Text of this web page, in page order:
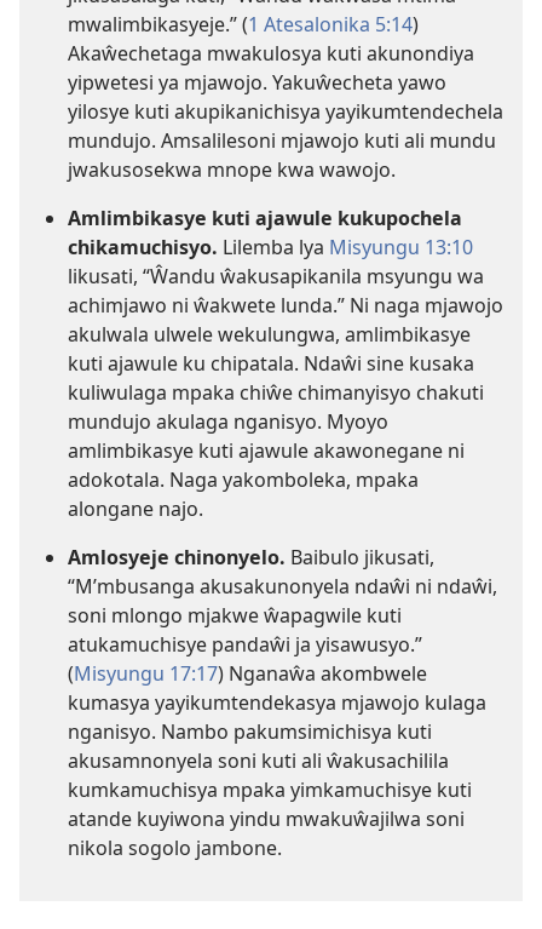
mwalimbikasyeje.” (1 Atesalonika 5:14)
Akaŵechetaga mwakulosya kuti akunondiya
yipwetesi ya mjawojo. Yakuŵecheta yawo
yilosye kuti akupikanichisya yayikumtendechela
mundujo. Amsalilesoni mjawojo kuti ali mundu
jwakusosekwa mnope kwa wawojo.
Amlimbikasye kuti ajawule kukupochela
chikamuchisyo. Lilemba lya Misyungu 13:10
likusati, “Ŵandu ŵakusapikanila msyungu wa
achimjawo ni ŵakwete lunda.” Ni naga mjawojo
akulwala ulwele wekulungwa, amlimbikasye
kuti ajawule ku chipatala. Ndaŵi sine kusaka
kuliwulaga mpaka chiŵe chimanyisyo chakuti
mundujo akulaga nganisyo. Myoyo
amlimbikasye kuti ajawule akawonegane ni
adokotala. Naga yakomboleka, mpaka
alongane najo.
Amlosyeje chinonyelo. Baibulo jikusati,
“M’mbusanga akusakunonyela ndaŵi ni ndaŵi,
soni mlongo mjakwe ŵapagwile kuti
atukamuchisye pandaŵi ja yisawusyo.”
(Misyungu 17:17) Nganaŵa akombwele
kumasya yayikumtendekasya mjawojo kulaga
nganisyo. Nambo pakumsimichisya kuti
akusamnonyela soni kuti ali ŵakusachilila
kumkamuchisya mpaka yimkamuchisye kuti
atande kuyiwona yindu mwakuŵajilwa soni
nikola sogolo jambone.